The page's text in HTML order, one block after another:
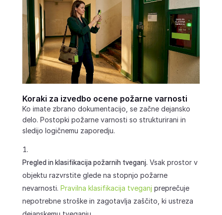
Koraki za izvedbo ocene požarne varnosti
Ko imate zbrano dokumentacijo, se začne dejansko
delo. Postopki požarne varnosti so strukturirani in
sledijo logičnemu zaporedju.
Pregled in klasifikacija požarnih tveganj. Vsak prostor v
objektu razvrstite glede na stopnjo požarne
nevarnosti. Pravilna klasifikacija tveganj preprečuje
nepotrebne stroške in zagotavlja zaščito, ki ustreza